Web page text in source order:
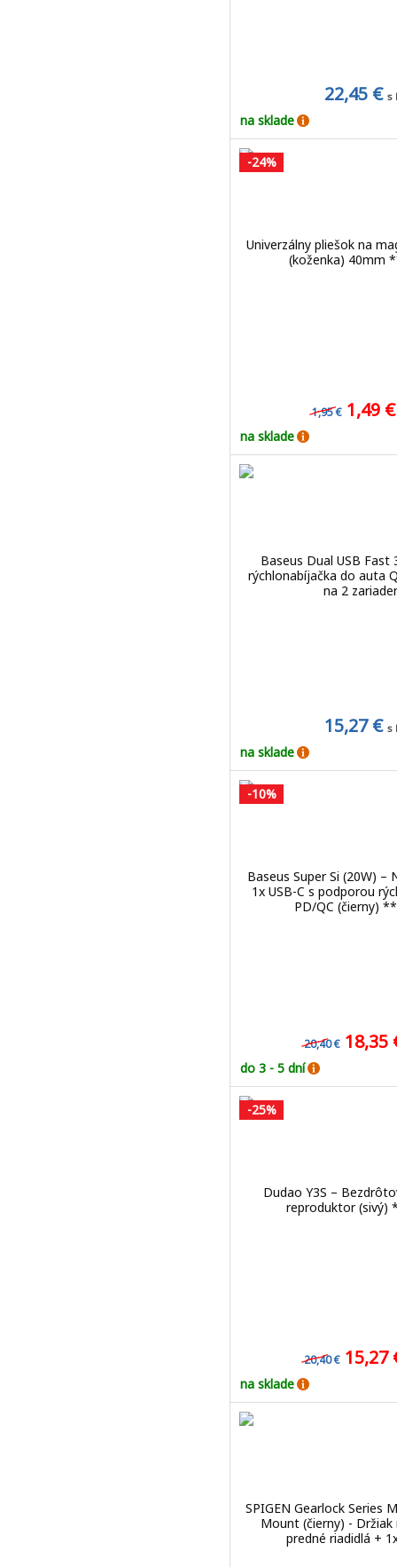
22,45 € s
na sklade
-24%
Univerzálny pliešok na
(koženka) 40mm
1,95 € 1,49
na sklade
Baseus Dual USB Fast
rýchlonabíjačka do auta
na 2
15,27 € s
na sklade
-10%
Baseus Super Si (20W) –
1x USB-C s podporou
PD/QC (čierny)
20,40 € 18,35
do 3 - 5 dní
-25%
Dudao Y3S –
reproduktor (sivý)
20,40 € 15,27
na sklade
SPIGEN Gearlock Series
Mount (čierny) -
predné riadidlá +